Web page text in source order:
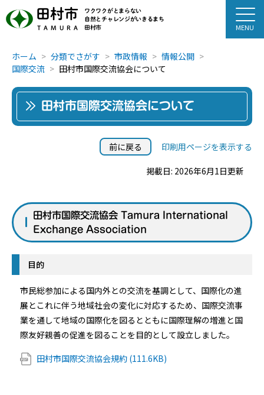
田村市
TAMURA
ワクワクがとまらない
自然とチャレンジがいきるまち
田村市
ホーム 分類でさがす 市政情報
情報公開
国際交流
田村市国際交流協会について
田村市国際交流協会について
前に戻る 印刷用ページを表示する
掲載日: 2026年6月1日更新
田村市国際交流協会 Tamura International
Exchange Association
目的
市民総参加による国内外との交流を基調として、国際化の進
展とこれに伴う地域社会の変化に対応するため、国際交流事
業を通して地域の国際化を図るとともに国際理解の増進と国
際友好親善の促進を図ることを目的として設立しました。
田村市国際交流協会規約 (111.6KB)